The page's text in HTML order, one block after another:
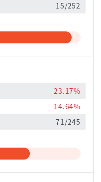
15/252
23.17%
14.64%
71/245